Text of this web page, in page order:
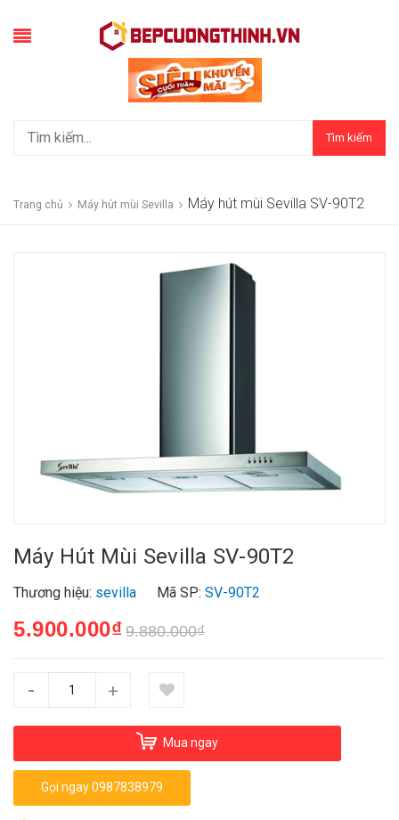
Tìm kiếm
Trang chủ Máy hút mùi Sevilla Máy hút mùi Sevilla SV-90T2
Máy Hút Mùi Sevilla SV-90T2
Thương hiệu: sevilla Mã SP: SV-90T2
5.900.000₫ 9.880.000₫
- +
Mua ngay
Gọi ngay 0987838979